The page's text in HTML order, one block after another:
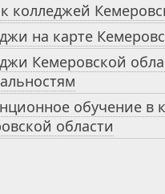
колледжей
на карте
Кемеровской
обучение в
области